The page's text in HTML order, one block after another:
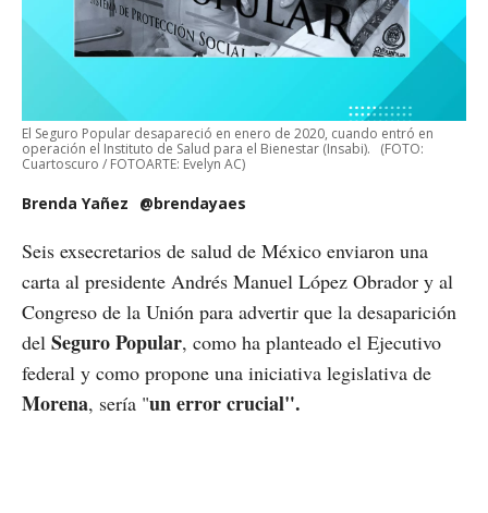
El Seguro Popular desapareció en enero de 2020, cuando entró en
operación el Instituto de Salud para el Bienestar (Insabi).
(FOTO:
Cuartoscuro / FOTOARTE: Evelyn AC)
Brenda Yañez @brendayaes
Seis exsecretarios de salud de México enviaron una
carta al presidente Andrés Manuel López Obrador y al
Congreso de la Unión para advertir que la desaparición
del Seguro Popular, como ha planteado el Ejecutivo
federal y como propone una iniciativa legislativa de
Morena, sería "un error crucial".